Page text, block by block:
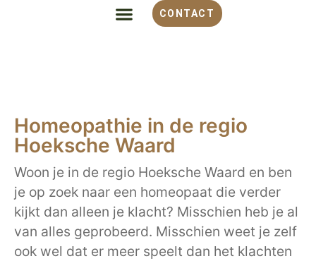
CONTACT
Homeopathie in de regio
Hoeksche Waard
Woon je in de regio Hoeksche Waard en ben
je op zoek naar een homeopaat die verder
kijkt dan alleen je klacht? Misschien heb je al
van alles geprobeerd. Misschien weet je zelf
ook wel dat er meer speelt dan het klachten